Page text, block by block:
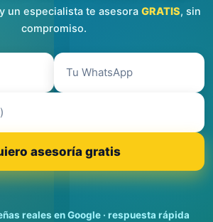
un especialista te asesora GRATIS, sin
compromiso.
asesoría gratis
reales en Google · respuesta rápida